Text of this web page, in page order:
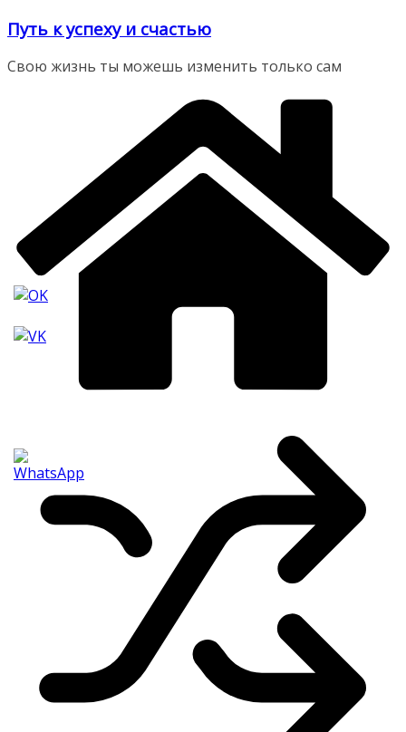
Перейти
содержимому
Путь к успеху и счастью
Свою жизнь ты можешь изменить только сам